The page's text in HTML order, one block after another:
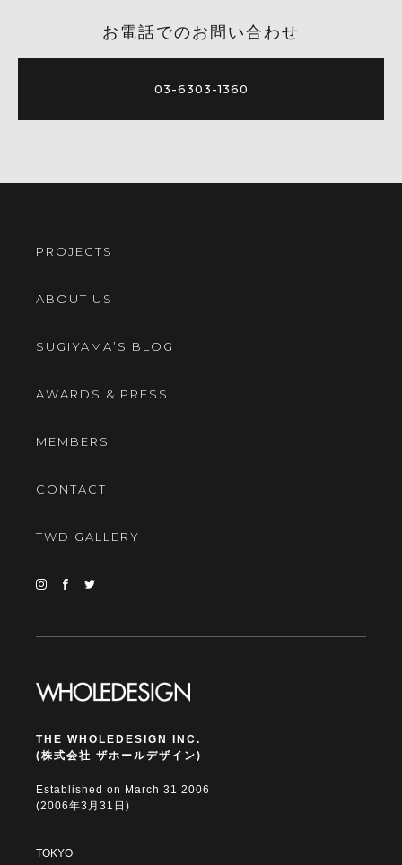
お電話でのお問い合わせ
03-6303-1360
PROJECTS
ABOUT US
SUGIYAMA’S BLOG
AWARDS & PRESS
MEMBERS
CONTACT
TWD GALLERY
THE WHOLEDESIGN INC.
(株式会社 ザホールデザイン)
Established on March 31 2006
(2006年3月31日)
TOKYO